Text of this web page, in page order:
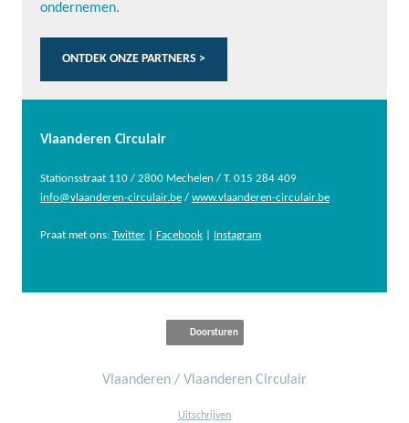
ondernemen.
ONTDEK ONZE PARTNERS >
Vlaanderen Circulair
Stationsstraat 110 / 2800 Mechelen / T. 015 284 409
info@vlaanderen-circulair.be / www.vlaanderen-circulair.be
Praat met ons: Twitter Facebook Instagram
Doorsturen
Vlaanderen / Vlaanderen Circulair
Uitschrijven